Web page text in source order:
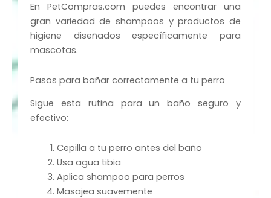
En PetCompras.com puedes encontrar una
gran variedad de shampoos y productos de
higiene diseñados específicamente para
mascotas.
Pasos para bañar correctamente a tu perro
Sigue esta rutina para un baño seguro y
efectivo:
Cepilla a tu perro antes del baño
Usa agua tibia
Aplica shampoo para perros
Masajea suavemente